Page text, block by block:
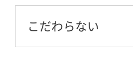
こだわらない